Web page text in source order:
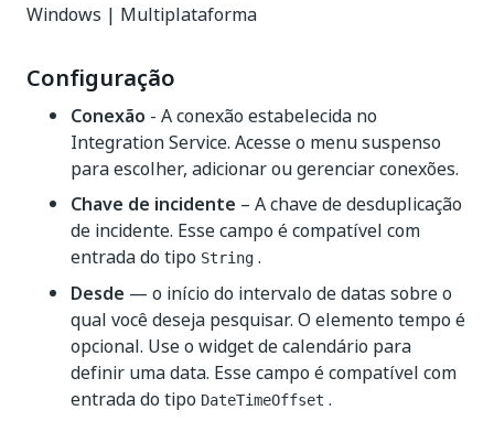
Windows | Multiplataforma
Configuração
Conexão - A conexão estabelecida no
Integration Service. Acesse o menu suspenso
para escolher, adicionar ou gerenciar conexões.
Chave de incidente – A chave de desduplicação
de incidente. Esse campo é compatível com
entrada do tipo String .
Desde — o início do intervalo de datas sobre o
qual você deseja pesquisar. O elemento tempo é
opcional. Use o widget de calendário para
definir uma data. Esse campo é compatível com
entrada do tipo DateTimeOffset .